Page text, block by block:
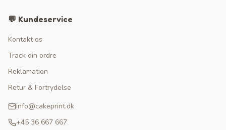
💬 Kundeservice
Kontakt os
Track din ordre
Reklamation
Retur & Fortrydelse
info@cakeprint.dk
+45 36 667 667